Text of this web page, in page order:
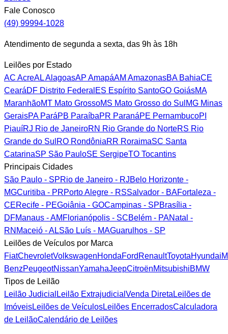
Fale Conosco
(49) 99994-1028
Atendimento de segunda a sexta, das 9h às 18h
Leilões por Estado
AC AcreALAlagoasAP AmapáAM AmazonasBABahiaCE
CearáDF Distrito Federal ES Espírito SantoGO GoiásMA
MaranhãoMT Mato GrossoMS Mato Grosso do Sul MG Minas
GeraisPAParáPB ParaíbaPR ParanáPE PernambucoPI
PiauíRJ Rio de JaneiroRN Rio Grande do NorteRS Rio
Grande do Sul RO RondôniaRR RoraimaSC Santa
CatarinaSP São PauloSE SergipeTO Tocantins
Principais Cidades
São Paulo - SPRio de Janeiro - RJBelo Horizonte -
MGCuritiba - PRPorto Alegre - RSSalvador - BAFortaleza -
CERecife - PEGoiânia - GOCampinas - SPBrasília -
DFManaus - AM Florianópolis - SCBelém - PANatal -
RN Maceió - ALSão Luís - MAGuarulhos - SP
Leilões de Veículos por Marca
FiatChevroletVolkswagenHondaFord RenaultToyotaHyundai
BenzPeugeotNissanYamahaJeepCitroënMitsubishiBMW
Tipos de Leilão
Leilão Judicial Leilão Extrajudicial Venda DiretaLeilões de
ImóveisLeilões de VeículosLeilões EncerradosCalculadora
de LeilãoCalendário de Leilões